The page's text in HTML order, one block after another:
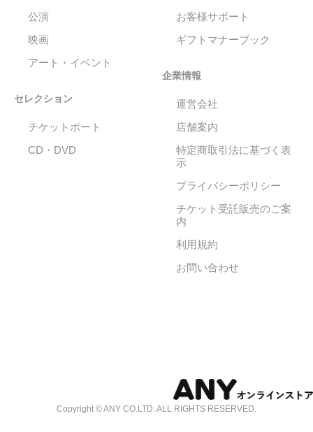
公演
映画
アート・イベント
セレクション
チケットポート
CD・DVD
お客様サポート
ギフトマナーブック
企業情報
運営会社
店舗案内
特定商取引法に基づく表
示
プライバシーポリシー
チケット受託販売のご案
内
利用規約
お問い合わせ
Copyright © ANY CO.LTD. ALL RIGHTS RESERVED.